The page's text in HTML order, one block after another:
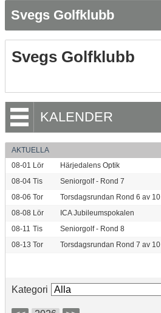
Svegs Golfklubb
Svegs Golfklubb
KALENDER
AKTUELLA
08-01 Lör
Härjedalens Optik
08-04 Tis
Seniorgolf - Rond 7
08-06 Tor
Torsdagsrundan Rond 6 av 10
08-08 Lör
ICA Jubileumspokalen
08-11 Tis
Seniorgolf - Rond 8
08-13 Tor Torsdagsrundan Rond 7 av 10
Kategori